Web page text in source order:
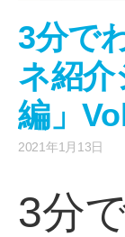
3分で
ネ紹介
編」
2021年1月13日
3分